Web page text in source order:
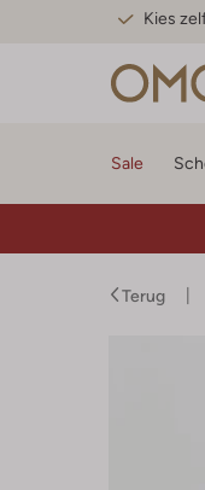
Kies
Sale
Terug